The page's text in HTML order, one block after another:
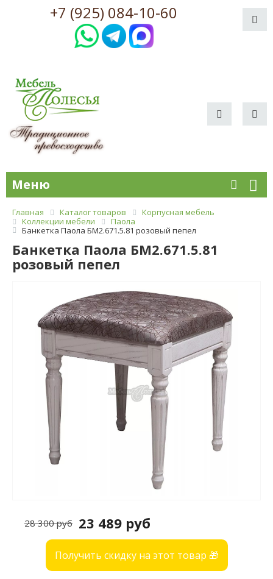
+7 (925) 084-10-60
Меню
Главная Каталог товаров
Корпусная мебель
Коллекции мебели
Паола
Банкетка Паола БМ2.671.5.81 розовый пепел
Банкетка Паола БМ2.671.5.81
розовый пепел
23 489 руб
28 300 руб
Получить скидку на этот товар 🎁